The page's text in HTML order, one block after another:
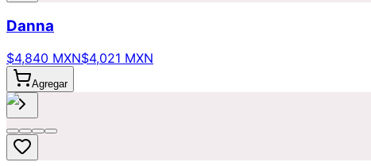
Danna
$4,840 MXN$4,021 MXN
Agregar